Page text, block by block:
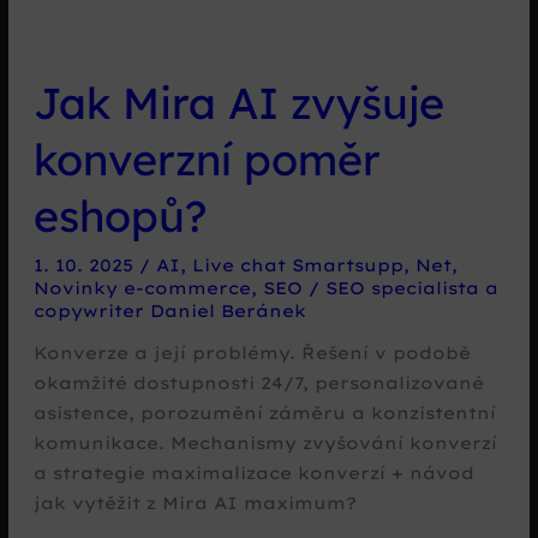
Jak Mira AI zvyšuje
konverzní poměr
eshopů?
1. 10. 2025 / AI, Live chat Smartsupp, Net,
Novinky e-commerce, SEO / SEO specialista a
copywriter Daniel Beránek
Konverze a její problémy. Řešení v podobě
okamžité dostupnosti 24/7, personalizované
asistence, porozumění záměru a konzistentní
komunikace. Mechanismy zvyšování konverzí
a strategie maximalizace konverzí + návod
jak vytěžit z Mira AI maximum?